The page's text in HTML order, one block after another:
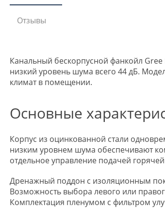
Отзывы
Канальный бескорпусной фанкойл
низкий уровень шума всего 44 дБ.
климат в помещении.
Основные
Корпус из оцинкованной стали
низким уровнем шума обеспечивают
отдельное управление подачей
Дренажный поддон с изоляционным
Возможность выбора левого или
Комплектация пленумом с фильтром